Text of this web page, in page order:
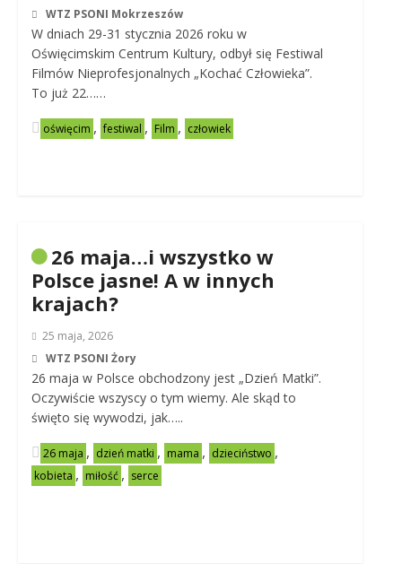
WTZ PSONI Mokrzeszów
W dniach 29-31 stycznia 2026 roku w
Oświęcimskim Centrum Kultury, odbył się Festiwal
Filmów Nieprofesjonalnych „Kochać Człowieka”.
To już 22……
oświęcim , festiwal , Film , człowiek
26 maja…i wszystko w
Polsce jasne! A w innych
krajach?
25 maja, 2026
WTZ PSONI Żory
26 maja w Polsce obchodzony jest „Dzień Matki”.
Oczywiście wszyscy o tym wiemy. Ale skąd to
święto się wywodzi, jak…..
26 maja , dzień matki , mama , dzieciństwo ,
kobieta , miłość , serce